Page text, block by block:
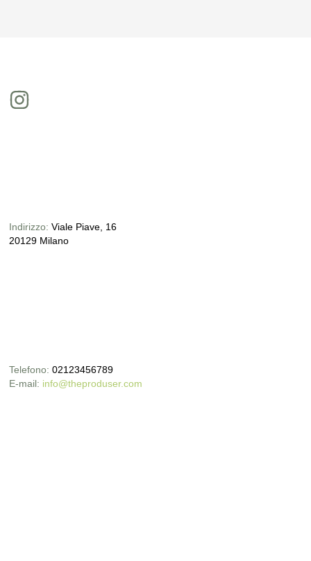
Telefono:02123456789
E-mail: info@theproduser.com
Indirizzo:Viale Piave, 16
20129 Milano